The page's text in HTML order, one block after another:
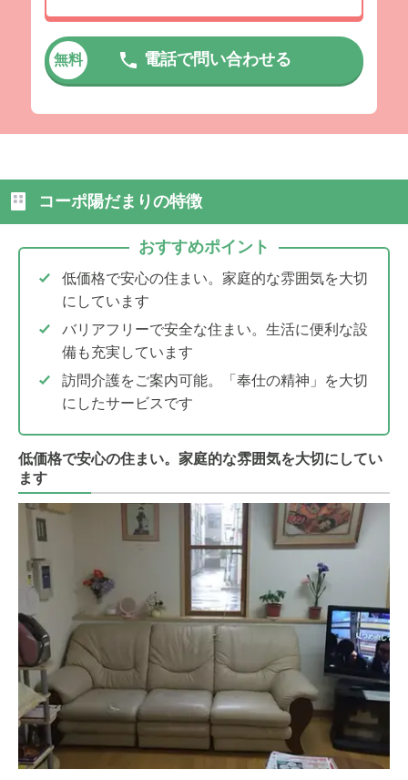
無料 電話で問い合わせる
コーポ陽だまりの特徴
おすすめポイント
低価格で安心の住まい。家庭的な雰囲気を大切
にしています
バリアフリーで安全な住まい。生活に便利な設
備も充実しています
訪問介護をご案内可能。「奉仕の精神」を大切
にしたサービスです
低価格で安心の住まい。家庭的な雰囲気を大切にしてい
ます